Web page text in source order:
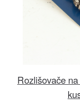
Rozlišovače